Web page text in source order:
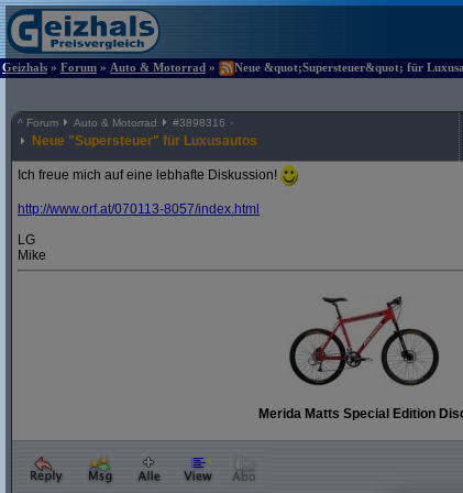
Geizhals » Forum » Auto & Motorrad » Neue &quot;Supersteuer&quot; für
^ Forum Auto & Motorrad #3898316
Neue "Supersteuer" für Luxusautos
Ich freue mich auf eine lebhafte Diskussion!
http://www.orf.at/070113-8057/index.html
LG
Mike
Merida Matts Special Edition